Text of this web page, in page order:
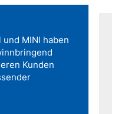
MINI haben
Kunden